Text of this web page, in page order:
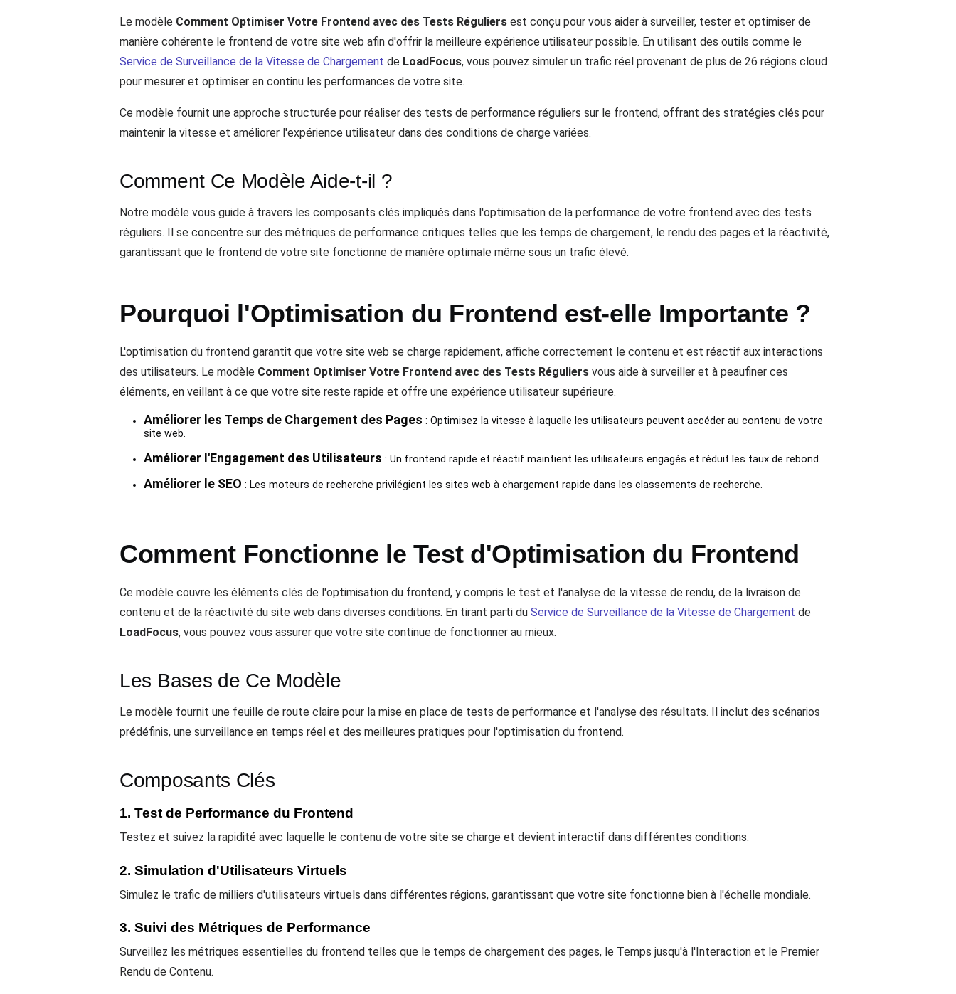
Le modèle Comment Optimiser Votre Frontend avec des Tests Réguliers est conçu pour vous aider à surveiller, tester et optimiser de
manière cohérente le frontend de votre site web afin d'offrir la meilleure expérience utilisateur possible. En utilisant des outils comme le
Service de Surveillance de la Vitesse de Chargement de LoadFocus, vous pouvez simuler un trafic réel provenant de plus de 26 régions cloud
pour mesurer et optimiser en continu les performances de votre site.
Ce modèle fournit une approche structurée pour réaliser des tests de performance réguliers sur le frontend, offrant des stratégies clés pour
maintenir la vitesse et améliorer l'expérience utilisateur dans des conditions de charge variées.
Comment Ce Modèle Aide-t-il ?
Notre modèle vous guide à travers les composants clés impliqués dans l'optimisation de la performance de votre frontend avec des tests
réguliers. Il se concentre sur des métriques de performance critiques telles que les temps de chargement, le rendu des pages et la réactivité,
garantissant que le frontend de votre site fonctionne de manière optimale même sous un trafic élevé.
Pourquoi l'Optimisation du Frontend est-elle Importante ?
L'optimisation du frontend garantit que votre site web se charge rapidement, affiche correctement le contenu et est réactif aux interactions
des utilisateurs. Le modèle Comment Optimiser Votre Frontend avec des Tests Réguliers vous aide à surveiller et à peaufiner ces
éléments, en veillant à ce que votre site reste rapide et offre une expérience utilisateur supérieure.
Améliorer les Temps de Chargement des Pages : Optimisez la vitesse à laquelle les utilisateurs peuvent accéder au contenu de votre
site web.
Améliorer l'Engagement des Utilisateurs : Un frontend rapide et réactif maintient les utilisateurs engagés et réduit les taux de rebond.
Améliorer le SEO : Les moteurs de recherche privilégient les sites web à chargement rapide dans les classements de recherche.
Comment Fonctionne le Test d'Optimisation du Frontend
Ce modèle couvre les éléments clés de l'optimisation du frontend, y compris le test et l'analyse de la vitesse de rendu, de la livraison de
contenu et de la réactivité du site web dans diverses conditions. En tirant parti du Service de Surveillance de la Vitesse de Chargement de
LoadFocus, vous pouvez vous assurer que votre site continue de fonctionner au mieux.
Les Bases de Ce Modèle
Le modèle fournit une feuille de route claire pour la mise en place de tests de performance et l'analyse des résultats. Il inclut des scénarios
prédéfinis, une surveillance en temps réel et des meilleures pratiques pour l'optimisation du frontend.
Composants Clés
1. Test de Performance du Frontend
Testez et suivez la rapidité avec laquelle le contenu de votre site se charge et devient interactif dans différentes conditions.
2. Simulation d'Utilisateurs Virtuels
Simulez le trafic de milliers d'utilisateurs virtuels dans différentes régions, garantissant que votre site fonctionne bien à l'échelle mondiale.
3. Suivi des Métriques de Performance
Surveillez les métriques essentielles du frontend telles que le temps de chargement des pages, le Temps jusqu'à l'Interaction et le Premier
Rendu de Contenu.